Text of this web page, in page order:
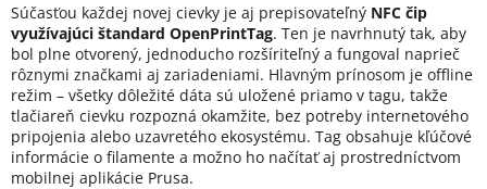
Súčasťou každej novej cievky je aj prepisovateľný NFC čip
využívajúci štandard OpenPrintTag. Ten je navrhnutý tak, aby
bol plne otvorený, jednoducho rozšíriteľný a fungoval naprieč
rôznymi značkami aj zariadeniami. Hlavným prínosom je offline
režim – všetky dôležité dáta sú uložené priamo v tagu, takže
tlačiareň cievku rozpozná okamžite, bez potreby internetového
pripojenia alebo uzavretého ekosystému. Tag obsahuje kľúčové
informácie o filamente a možno ho načítať aj prostredníctvom
mobilnej aplikácie Prusa.